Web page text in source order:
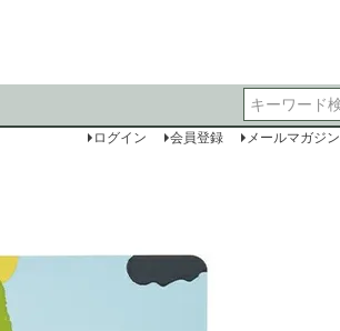
ログイン 会員登録 メールマガジン